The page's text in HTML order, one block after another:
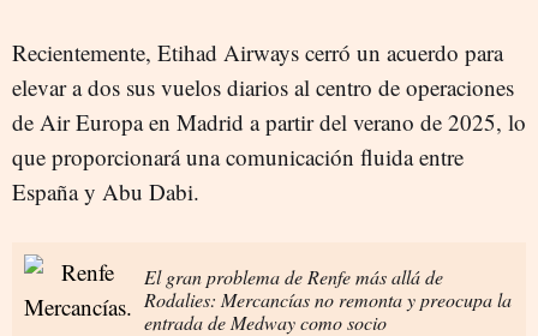
Recientemente, Etihad Airways cerró un acuerdo para
elevar a dos sus vuelos diarios al centro de operaciones
de Air Europa en Madrid a partir del verano de 2025, lo
que proporcionará una comunicación fluida entre
España y Abu Dabi.
El gran problema de Renfe más allá de
Rodalies: Mercancías no remonta y preocupa la
entrada de Medway como socio